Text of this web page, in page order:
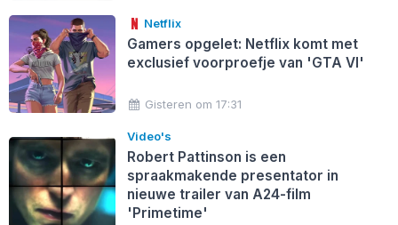
Netflix
Gamers opgelet: Netflix komt met
exclusief voorproefje van 'GTA VI'
Gisteren om 17:31
Video's
Robert Pattinson is een
spraakmakende presentator in
nieuwe trailer van A24-film
'Primetime'